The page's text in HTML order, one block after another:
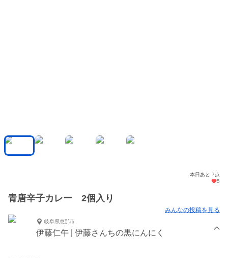
本日あと 7点
5
青唐辛子カレー 2個入り
みんなの投稿を見る
岐阜県恵那市
伊藤仁午 | 伊藤さんちの黒にんにく